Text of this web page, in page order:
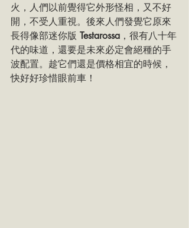
火，人們以前覺得它外形怪相，又不好
開，不受人重視。後來人們發覺它原來
長得像部迷你版 Testarossa ，很有八十年
代的味道，還要是未來必定會絕種的手
波配置。趁它們還是價格相宜的時候，
快好好珍惜眼前車！